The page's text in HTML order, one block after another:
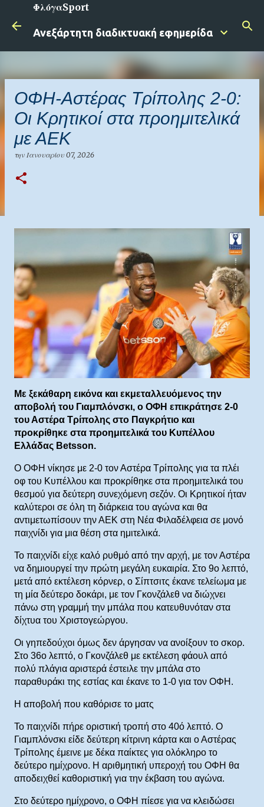
Μετάβαση στο κύριο περιεχόμενο
ΦλόγαSport
Ανεξάρτητη διαδικτυακή εφημερίδα
ΟΦΗ-Αστέρας Τρίπολης 2-0:
Οι Κρητικοί στα προημιτελικά
με ΑΕΚ
την Ιανουαρίου 07, 2026
Με ξεκάθαρη εικόνα και εκμεταλλευόμενος την
αποβολή του Γιαμπλόνσκι, ο ΟΦΗ επικράτησε 2-0
του Αστέρα Τρίπολης στο Παγκρήτιο και
προκρίθηκε στα προημιτελικά του Κυπέλλου
Ελλάδας Betsson.
Ο ΟΦΗ νίκησε με 2-0 τον Αστέρα Τρίπολης για τα πλέι
οφ του Κυπέλλου και προκρίθηκε στα προημιτελικά του
θεσμού για δεύτερη συνεχόμενη σεζόν. Οι Κρητικοί ήταν
καλύτεροι σε όλη τη διάρκεια του αγώνα και θα
αντιμετωπίσουν την ΑΕΚ στη Νέα Φιλαδέλφεια σε μονό
παιχνίδι για μια θέση στα ημιτελικά.
Το παιχνίδι είχε καλό ρυθμό από την αρχή, με τον Αστέρα
να δημιουργεί την πρώτη μεγάλη ευκαιρία. Στο 9ο λεπτό,
μετά από εκτέλεση κόρνερ, ο Σίπτσιτς έκανε τελείωμα με
τη μία δεύτερο δοκάρι, με τον Γκονζάλεθ να διώχνει
πάνω στη γραμμή την μπάλα που κατευθυνόταν στα
δίχτυα του Χριστογεώργου.
Οι γηπεδούχοι όμως δεν άργησαν να ανοίξουν το σκορ.
Στο 36ο λεπτό, ο Γκονζάλεθ με εκτέλεση φάουλ από
πολύ πλάγια αριστερά έστειλε την μπάλα στο
παραθυράκι της εστίας και έκανε το 1-0 για τον ΟΦΗ.
Η αποβολή που καθόρισε το ματς
Το παιχνίδι πήρε οριστική τροπή στο 40ό λεπτό. Ο
Γιαμπλόνσκι είδε δεύτερη κίτρινη κάρτα και ο Αστέρας
Τρίπολης έμεινε με δέκα παίκτες για ολόκληρο το
δεύτερο ημίχρονο. Η αριθμητική υπεροχή του ΟΦΗ θα
αποδειχθεί καθοριστική για την έκβαση του αγώνα.
Στο δεύτερο ημίχρονο, ο ΟΦΗ πίεσε για να κλειδώσει